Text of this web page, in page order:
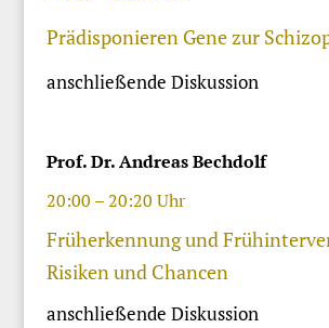
Prädisponieren Gene zur
anschließende Diskussion
Prof. Dr. Andreas Bechdolf
20:00 – 20:20 Uhr
Früherkennung und
Risiken und Chancen
anschließende Diskussion